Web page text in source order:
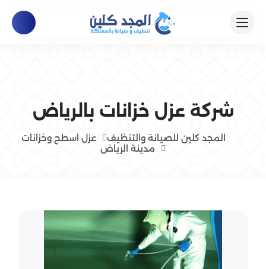
شركة عزل خزانات بالرياض
المجد كلين للصيانة والتنظيف
عزل اسطح وخزانات
مدينة الرياض